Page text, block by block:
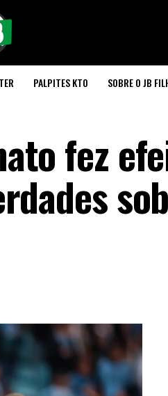
PALPITES KTO SOBRE O JB
fez